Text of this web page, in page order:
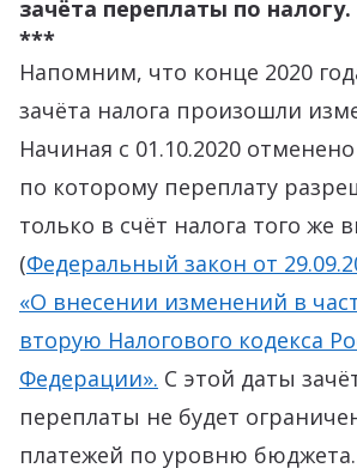
зачёта переплаты по налогу.
***
Напомним, что конце 2020
зачёта налога произошли
Начиная с 01.10.2020
по которому переплату
только в счёт налога того же
(Федеральный закон от
«О внесении изменений в
вторую Налогового кодекса
Федерации». С этой даты
переплаты не будет
платежей по уровню